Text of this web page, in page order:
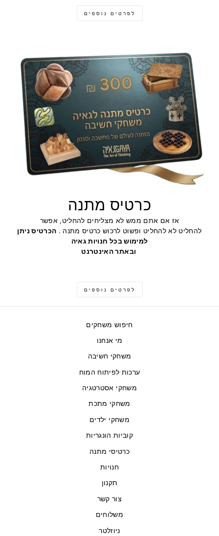
לפרטים נוספים
כרטיס מתנה
אז אם אתם ממש לא מצליחים להחליט, אפשר
להחליט לא להחליט ופשוט לרכוש כרטיס מתנה . הכרטיס ניתן
למימוש בכל חנויות גאיה
לפרטים נוספים
חיפוש משחקים
מי אנחנו
משחקי חשיבה
ערכות לפיתוח המוח
משחקי אסטרטגיה
משחקי מתכת
משחקי ילדים
קוביות הונגריות
כרטיסי מתנה
חנויות
תקנון
צור קשר
משלוחים
ניוזלטר